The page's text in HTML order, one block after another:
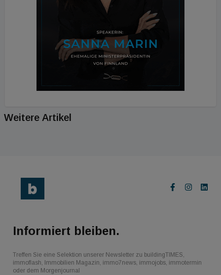
Weitere Artikel
Informiert bleiben.
Treffen Sie eine Selektion unserer Newsletter zu buildingTIMES,
immoflash, Immobilien Magazin, immo7news, immojobs, immotermin
oder dem Morgenjournal